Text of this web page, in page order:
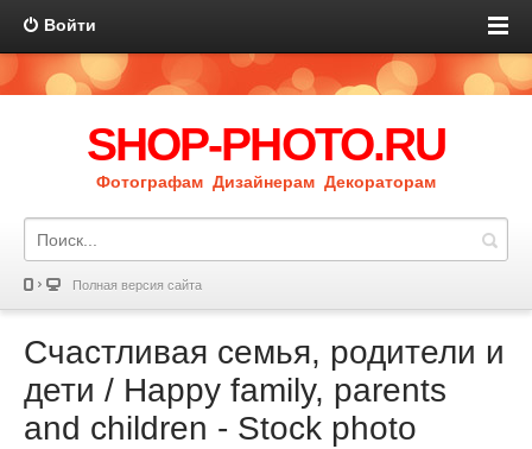
Войти
SHOP-PHOTO.RU
Фотографам Дизайнерам Декораторам
Полная версия сайта
Счастливая семья, родители и
дети / Happy family, parents
and children - Stock photo